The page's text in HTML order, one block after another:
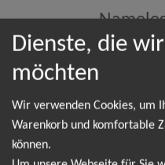
Leider gibt es aktuell
Dienste, die
möchten
Wir verwenden Cookies, um
Warenkorb und komfortable
können.